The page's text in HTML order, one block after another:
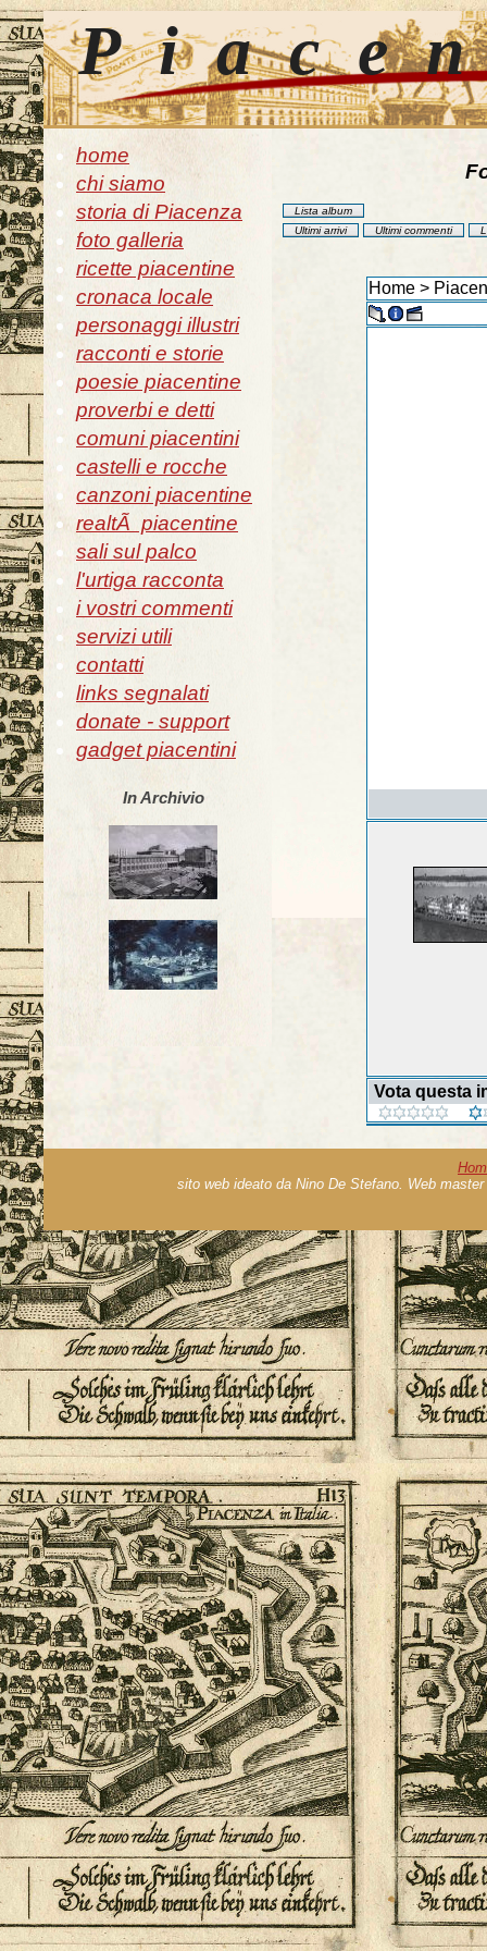
home
chi siamo
storia di Piacenza
foto galleria
ricette piacentine
cronaca locale
personaggi illustri
racconti e storie
poesie piacentine
proverbi e detti
comuni piacentini
castelli e rocche
canzoni piacentine
realtÃ piacentine
sali sul palco
l'urtiga racconta
i vostri commenti
servizi utili
contatti
links segnalati
donate - support
gadget piacentini
In Archivio
Lista album
Ultimi arrivi
Ultimi commenti
Home >
Vota questa
sito web ideato da Nino De Stefano. Web